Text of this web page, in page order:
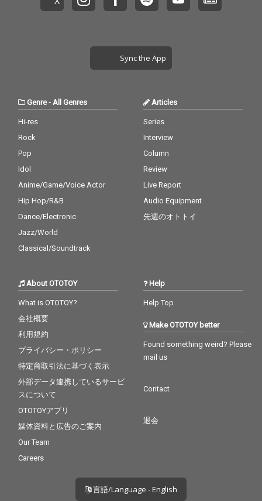
Sync the App
Genre-All Genres
Hi-res
Rock
Pop
Idol
Anime/Game/Voice Actor
Hip Hop/R&B
Dance/Electronic
Jazz/World
Classical/Soundtrack
Articles
Series
Interview
Column
Review
Live Report
Audio Equipment
先週のオトトイ
About OTOTOY
What is OTOTOY?
会社概要
利用規約
プライバシー・ポリシー
特定商取引法に基づく表示
外部データ連携しているサービ
スについて
OTOTOYアプリ
媒体資料と広告のご案内
Our Team
Careers
Help
Help Top
Make OTOTOY better
Found something weird? Please
mail us
Contact
退会
言語/Language - English